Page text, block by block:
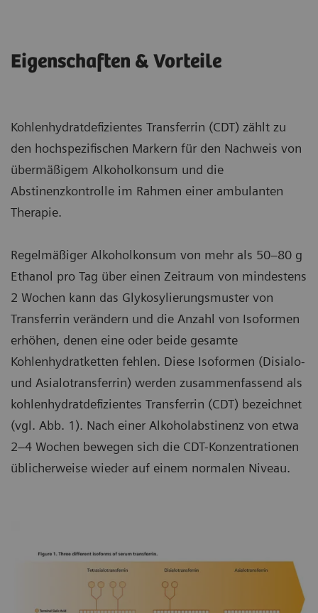
Eigenschaften & Vorteile
Kohlenhydratdefizientes Transferrin (CDT) zählt zu
den hochspezifischen Markern für den Nachweis von
übermäßigem Alkoholkonsum und die
Abstinenzkontrolle im Rahmen einer ambulanten
Therapie.
Regelmäßiger Alkoholkonsum von mehr als 50–80 g
Ethanol pro Tag über einen Zeitraum von mindestens
2 Wochen kann das Glykosylierungsmuster von
Transferrin verändern und die Anzahl von Isoformen
erhöhen, denen eine oder beide gesamte
Kohlenhydratketten fehlen. Diese Isoformen (Disialo-
und Asialotransferrin) werden zusammenfassend als
kohlenhydratdefizientes Transferrin (CDT) bezeichnet
(vgl. Abb. 1). Nach einer Alkoholabstinenz von etwa
2–4 Wochen bewegen sich die CDT-Konzentrationen
üblicherweise wieder auf einem normalen Niveau.